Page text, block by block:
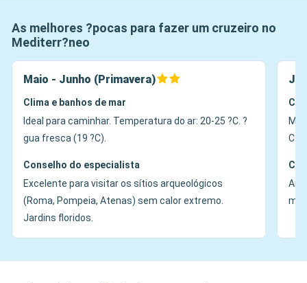
As melhores ?pocas para fazer um cruzeiro no
Mediterr?neo
Maio - Junho (Primavera)
Clima e banhos de mar
Ideal para caminhar. Temperatura do ar: 20-25 ?C. ?
gua fresca (19 ?C).
Conselho do especialista
Excelente para visitar os sítios arqueológicos
(Roma, Pompeia, Atenas) sem calor extremo.
Jardins floridos.
C+.